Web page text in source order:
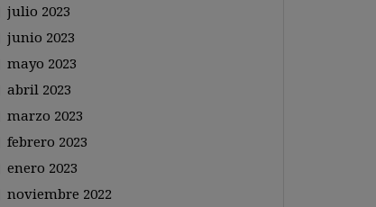
julio 2023
junio 2023
mayo 2023
abril 2023
marzo 2023
febrero 2023
enero 2023
noviembre 2022